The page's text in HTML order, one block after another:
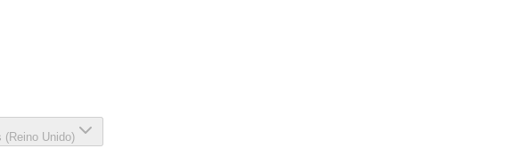
(Reino Unido)